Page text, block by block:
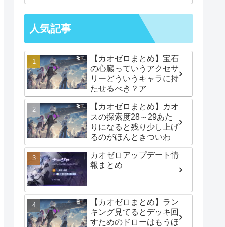
みたいなことになってて
やべーでございます
人気記事
【カオゼロまとめ】宝石
の心臓っていうアクセサ
リーどういうキャラに持
たせるべき？ア
【カオゼロまとめ】カオ
スの探索度28～29あた
りになると残り少し上げ
るのがほんときついわ
カオゼロアップデート情
報まとめ
【カオゼロまとめ】ラン
キング見てるとデッキ回
すためのドローはもうほ